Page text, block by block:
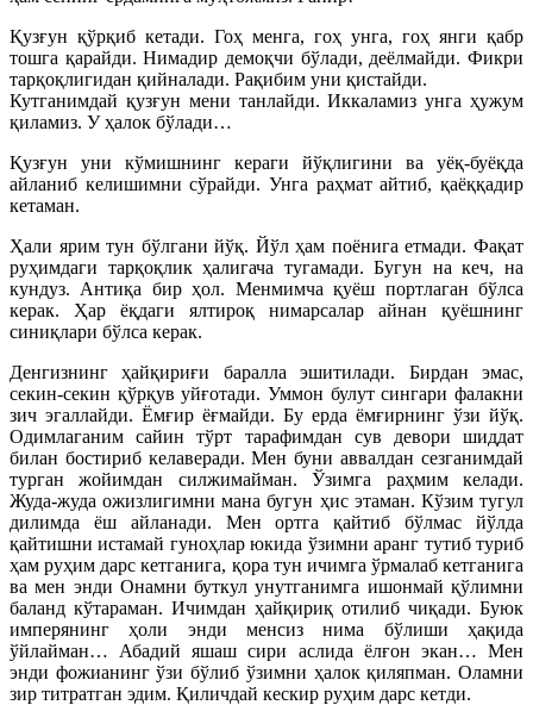
Қузғун қўрқиб кетади. Гоҳ менга, гоҳ унга, гоҳ янги қабр
тошга қарайди. Нимадир демоқчи бўлади, деёлмайди. Фикри
тарқоқлигидан қийналади. Рақибим уни қистайди.
Кутганимдай қузғун мени танлайди. Иккаламиз унга ҳужум
қиламиз. У ҳалок бўлади…
Қузғун уни кўмишнинг кераги йўқлигини ва уёқ-буёқда
айланиб келишимни сўрайди. Унга раҳмат айтиб, қаёққадир
кетаман.
Ҳали ярим тун бўлгани йўқ. Йўл ҳам поёнига етмади. Фақат
руҳимдаги тарқоқлик ҳалигача тугамади. Бугун на кеч, на
кундуз. Антиқа бир ҳол. Менмимча қуёш портлаган бўлса
керак. Ҳар ёқдаги ялтироқ нимарсалар айнан қуёшнинг
синиқлари бўлса керак.
Денгизнинг ҳайқириғи баралла эшитилади. Бирдан эмас,
секин-секин қўрқув уйғотади. Уммон булут сингари фалакни
зич эгаллайди. Ёмғир ёғмайди. Бу ерда ёмғирнинг ўзи йўқ.
Одимлаганим сайин тўрт тарафимдан сув девори шиддат
билан бостириб келаверади. Мен буни аввалдан сезганимдай
турган жойимдан силжимайман. Ўзимга раҳмим келади.
Жуда-жуда ожизлигимни мана бугун ҳис этаман. Кўзим тугул
дилимда ёш айланади. Мен ортга қайтиб бўлмас йўлда
қайтишни истамай гуноҳлар юкида ўзимни аранг тутиб туриб
ҳам руҳим дарс кетганига, қора тун ичимга ўрмалаб кетганига
ва мен энди Онамни буткул унутганимга ишонмай қўлимни
баланд кўтараман. Ичимдан ҳайқириқ отилиб чиқади. Буюк
имперянинг ҳоли энди менсиз нима бўлиши ҳақида
ўйлайман… Абадий яшаш сири аслида ёлғон экан… Мен
энди фожианинг ўзи бўлиб ўзимни ҳалок қиляпман. Оламни
зир титратган эдим. Қиличдай кескир руҳим дарс кетди.